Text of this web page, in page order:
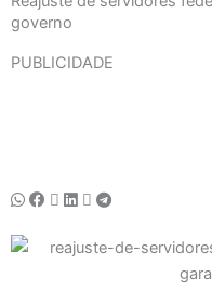
governo
PUBLICIDADE